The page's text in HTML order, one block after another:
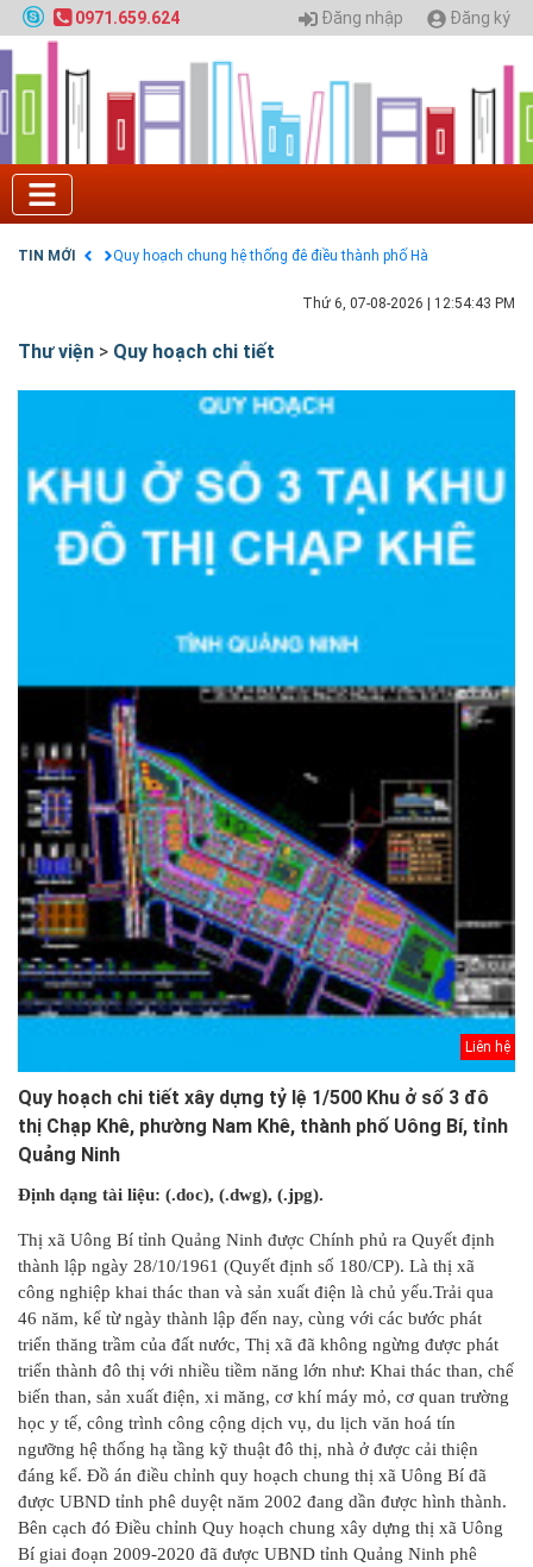
0971.659.624 Đăng nhập Đăng ký
TIN MỚI
HỌC CHÍNH QUY ĐẠI HỌC KIẾN TRÚC NĂM 2020 -
Tuyển sinh 2025, Khoa kỹ thuật hạ tầng và môi
trường đô thị - Đại học Kiến trúc Hà Nội
Chính sách thanh toán
Điều khoản dịch vụ
Quy hoạch chung hệ thống đê điều thành phố Hà
Thứ 6, 07-08-2026
12:54:44 PM
Thư viện > Quy hoạch chi tiết
Liên hệ
Quy hoạch chi tiết xây dựng tỷ lệ 1/500 Khu ở số 3 đô
thị Chạp Khê, phường Nam Khê, thành phố Uông Bí, tỉnh
Quảng Ninh
Định dạng tài liệu: (.doc), (.dwg), (.jpg).
Thị xã Uông Bí tỉnh Quảng Ninh được Chính phủ ra Quyết định
thành lập ngày 28/10/1961 (Quyết định số 180/CP). Là thị xã
công nghiệp khai thác than và sản xuất điện là chủ yếu.Trải qua
46 năm, kể từ ngày thành lập đến nay, cùng với các bước phát
triển thăng trầm của đất nước, Thị xã đã không ngừng được phát
triển thành đô thị với nhiều tiềm năng lớn như: Khai thác than, chế
biến than, sản xuất điện, xi măng, cơ khí máy mỏ, cơ quan trường
học y tế, công trình công cộng dịch vụ, du lịch văn hoá tín
ngưỡng hệ thống hạ tầng kỹ thuật đô thị, nhà ở được cải thiện
đáng kể. Đồ án điều chỉnh quy hoạch chung thị xã Uông Bí đã
được UBND tỉnh phê duyệt năm 2002 đang dần được hình thành.
Bên cạch đó Điều chỉnh Quy hoạch chung xây dựng thị xã Uông
Bí giai đoạn 2009-2020 đã được UBND tỉnh Quảng Ninh phê